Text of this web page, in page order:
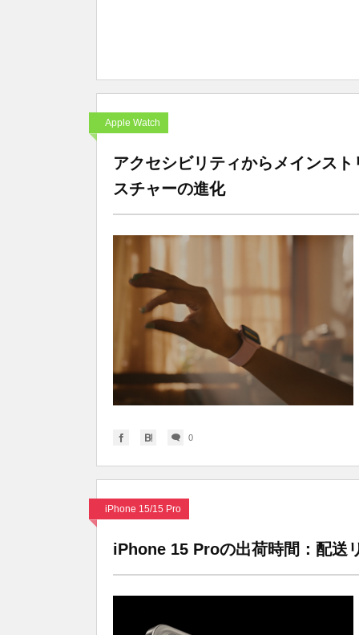
Apple Watch
アクセシビリティからメインス
スチャーの進化
0
iPhone 15/15 Pro
iPhone 15 Proの出荷時間：配送